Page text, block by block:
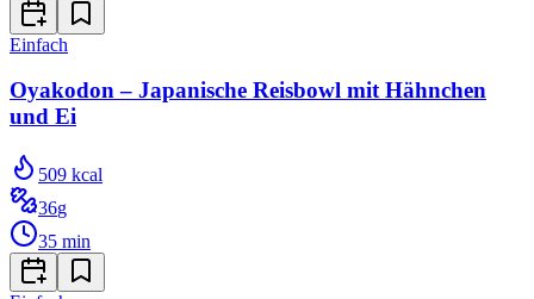
Einfach
Oyakodon – Japanische Reisbowl mit Hähnchen
und Ei
509 kcal
36g
35 min